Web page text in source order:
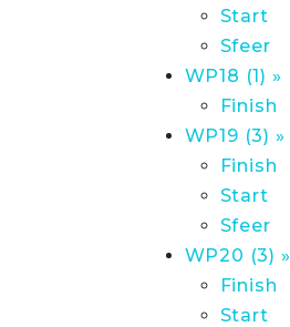
Start
Sfeer
WP18 (1) »
Finish
WP19 (3) »
Finish
Start
Sfeer
WP20 (3) »
Finish
Start